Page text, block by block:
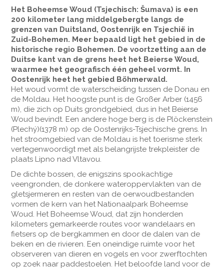
Het Boheemse Woud (Tsjechisch: Šumava) is een
200 kilometer lang middelgebergte langs de
grenzen van Duitsland, Oostenrijk en Tsjechië in
Zuid-Bohemen. Meer bepaald ligt het gebied in de
historische regio Bohemen. De voortzetting aan de
Duitse kant van de grens heet het Beierse Woud,
waarmee het geografisch één geheel vormt. In
Oostenrijk heet het gebied Böhmerwald.
Het woud vormt de waterscheiding tussen de Donau en
de Moldau. Het hoogste punt is de Großer Arber (1456
m), die zich op Duits grondgebied, dus in het Beierse
Woud bevindt. Een andere hoge berg is de Plöckenstein
(Plechý)(1378 m) op de Oostenrijks-Tsjechische grens. In
het stroomgebied van de Moldau is het toerisme sterk
vertegenwoordigt met als belangrijste trekpleister de
plaats Lipno nad Vltavou.
De dichte bossen, de enigszins spookachtige
veengronden, de donkere wateroppervlakten van de
gletsjermeren en resten van de oerwoudbestanden
vormen de kern van het Nationaalpark Boheemse
Woud. Het Boheemse Woud, dat zijn honderden
kilometers gemarkeerde routes voor wandelaars en
fietsers op de bergkammen en door de dalen van de
beken en de rivieren. Een oneindige ruimte voor het
observeren van dieren en vogels en voor zwerftochten
op zoek naar paddestoelen. Het beloofde land voor de